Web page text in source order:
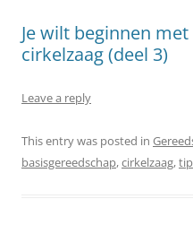
Je wilt beginnen
cirkelzaag (deel 3)
Leave a reply
This entry was posted in
basisgereedschap,cirkelzaag,tip